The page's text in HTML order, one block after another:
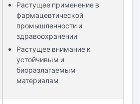
Растущее применение в
фармацевтической
промышленности и
здравоохранении
Растущее внимание к
устойчивым и
биоразлагаемым
материалам